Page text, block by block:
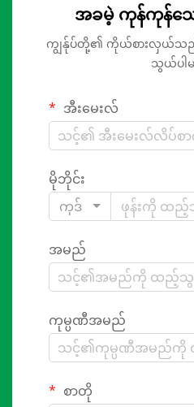
အခမဲ့ ကုန်ကုန်သေ
ကျွန်ုပ်တို့၏ ကိုယ်စားလှယ်သ
သွယ်ပါ
အီးမေးလ်
မိုဘိုင်း
ကုဒ်
အမည်
ကုမ္ပဏီအမည်
စာတို